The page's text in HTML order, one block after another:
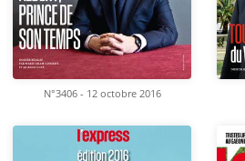
N°3406 - 12 octobre 2016